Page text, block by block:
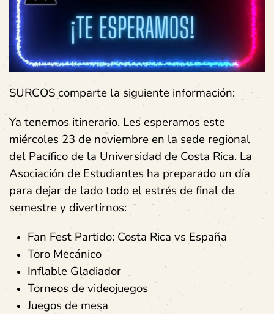
SURCOS comparte la siguiente información:
Ya tenemos itinerario. Les esperamos este
miércoles 23 de noviembre en la sede regional
del Pacífico de la Universidad de Costa Rica. La
Asociación de Estudiantes ha preparado un día
para dejar de lado todo el estrés de final de
semestre y divertirnos:
Fan Fest Partido: Costa Rica vs España
Toro Mecánico
Inflable Gladiador
Torneos de videojuegos
Juegos de mesa